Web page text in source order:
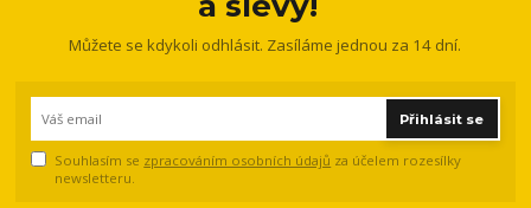
Můžete se kdykoli odhlásit. Zasíláme jednou za 14 dní.
Přihlásit se
Souhlasím se zpracováním osobních údajů za účelem rozesílky
newsletteru.